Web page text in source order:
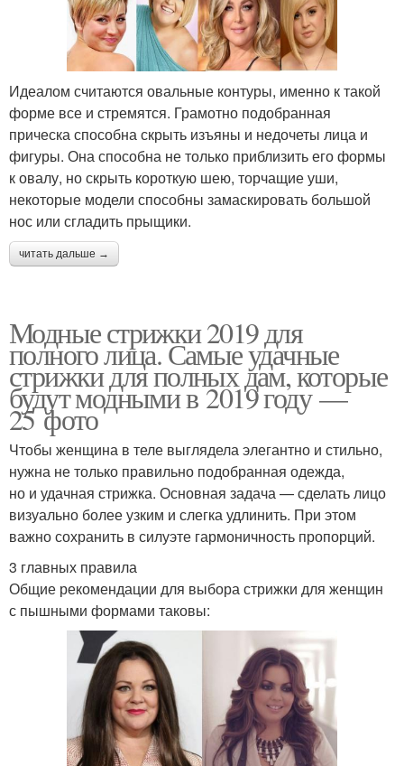
Идеалом считаются овальные контуры, именно к такой
форме все и стремятся. Грамотно подобранная
прическа способна скрыть изъяны и недочеты лица и
фигуры. Она способна не только приблизить его формы
к овалу, но скрыть короткую шею, торчащие уши,
некоторые модели способны замаскировать большой
нос или сгладить прыщики.
читать дальше →
Модные стрижки 2019 для
полного лица. Самые удачные
стрижки для полных дам, которые
будут модными в 2019 году —
25 фото
Чтобы женщина в теле выглядела элегантно и стильно,
нужна не только правильно подобранная одежда,
но и удачная стрижка. Основная задача — сделать лицо
визуально более узким и слегка удлинить. При этом
важно сохранить в силуэте гармоничность пропорций.
3 главных правила
Общие рекомендации для выбора стрижки для женщин
с пышными формами таковы: